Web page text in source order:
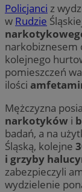
Policjanci z
w Rudzie
narkobiznesem
kolejnego
pomieszczeń
ilości
Mężczyzna
narkotyków i
badań, a na
Śląską, kolejne
i grzyby
zabezpieczyli
wydzielenie